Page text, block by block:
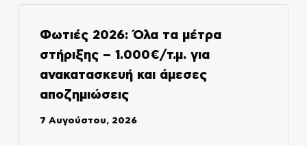
Φωτιές 2026: Όλα τα μέτρα
στήριξης – 1.000€/τ.μ. για
ανακατασκευή και άμεσες
αποζημιώσεις
7 Αυγούστου, 2026